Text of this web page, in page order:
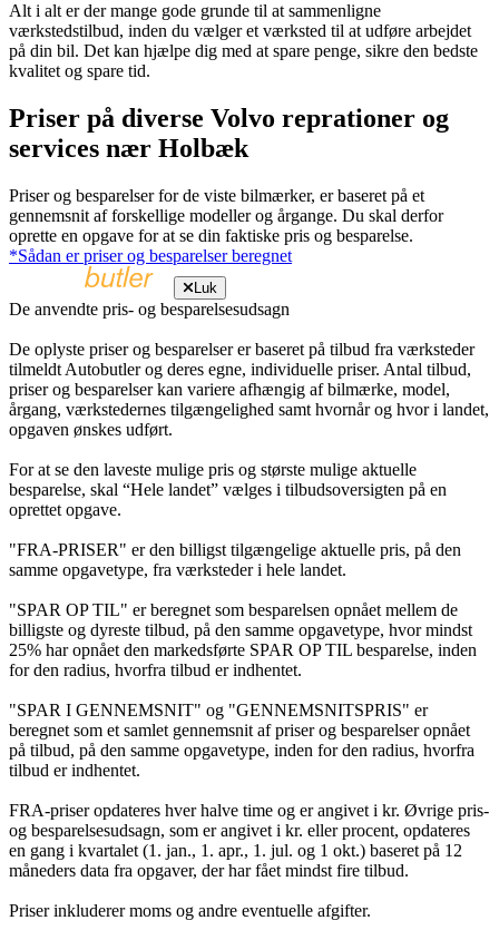
Alt i alt er der mange gode grunde til at sammenligne
værkstedstilbud, inden du vælger et værksted til at udføre arbejdet
på din bil. Det kan hjælpe dig med at spare penge, sikre den bedste
kvalitet og spare tid.
Priser på diverse Volvo reprationer og
services nær Holbæk
Priser og besparelser for de viste bilmærker, er baseret på et
gennemsnit af forskellige modeller og årgange. Du skal derfor
oprette en opgave for at se din faktiske pris og besparelse.
*Sådan er priser og besparelser beregnet
Luk
De anvendte pris- og besparelsesudsagn
De oplyste priser og besparelser er baseret på tilbud fra værksteder
tilmeldt Autobutler og deres egne, individuelle priser. Antal tilbud,
priser og besparelser kan variere afhængig af bilmærke, model,
årgang, værkstedernes tilgængelighed samt hvornår og hvor i landet,
opgaven ønskes udført.
For at se den laveste mulige pris og største mulige aktuelle
besparelse, skal “Hele landet” vælges i tilbudsoversigten på en
oprettet opgave.
"FRA-PRISER" er den billigst tilgængelige aktuelle pris, på den
samme opgavetype, fra værksteder i hele landet.
"SPAR OP TIL" er beregnet som besparelsen opnået mellem de
billigste og dyreste tilbud, på den samme opgavetype, hvor mindst
25% har opnået den markedsførte SPAR OP TIL besparelse, inden
for den radius, hvorfra tilbud er indhentet.
"SPAR I GENNEMSNIT" og "GENNEMSNITSPRIS" er
beregnet som et samlet gennemsnit af priser og besparelser opnået
på tilbud, på den samme opgavetype, inden for den radius, hvorfra
tilbud er indhentet.
FRA-priser opdateres hver halve time og er angivet i kr. Øvrige pris-
og besparelsesudsagn, som er angivet i kr. eller procent, opdateres
en gang i kvartalet (1. jan., 1. apr., 1. jul. og 1 okt.) baseret på 12
måneders data fra opgaver, der har fået mindst fire tilbud.
Priser inkluderer moms og andre eventuelle afgifter.